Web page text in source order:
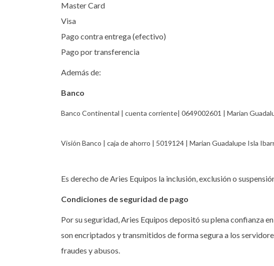
Master Card
Visa
Pago contra entrega (efectivo)
Pago por transferencia
Además de:
Banco
Banco Continental | cuenta corriente| 0649002601 | Marian
Visión Banco | caja de ahorro | 5019124 | Marian Guadalupe Isla
Es derecho de Aries Equipos la inclusión, exclusión o
Condiciones de seguridad de pago
Por su seguridad, Aries Equipos depositó su plena confianza
son encriptados y transmitidos de forma segura a los
fraudes y abusos.